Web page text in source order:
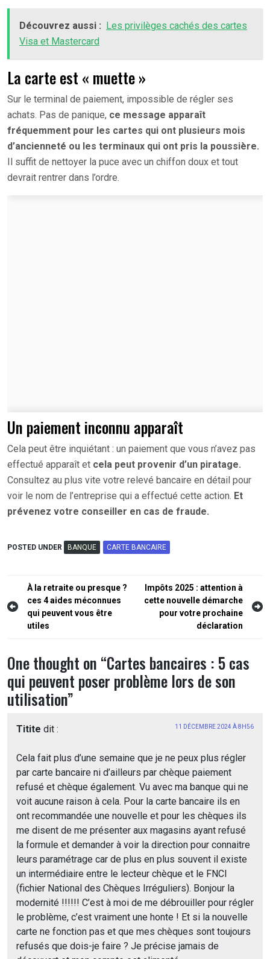
Découvrez aussi : Les privilèges cachés des cartes
Visa et Mastercard
La carte est « muette »
Sur le terminal de paiement, impossible de régler ses
achats. Pas de panique, ce message apparaît
fréquemment pour les cartes qui ont plusieurs mois
d’ancienneté ou les terminaux qui ont pris la poussière.
Il suffit de nettoyer la puce avec un chiffon doux et tout
devrait rentrer dans l’ordre.
Un paiement inconnu apparaît
Cela peut être inquiétant : un paiement que vous n’avez pas
effectué apparaît et cela peut provenir d’un piratage.
Consultez au plus vite votre relevé bancaire en détail pour
voir le nom de l’entreprise qui a effectué cette action. Et
prévenez votre conseiller en cas de fraude.
POSTED UNDER BANQUE CARTE BANCAIRE
Navigation
de
l’article
À la retraite ou presque ?
ces 4 aides méconnues
qui peuvent vous être
utiles
Impôts 2025 : attention à
cette nouvelle démarche
pour votre prochaine
déclaration
One thought on “Cartes bancaires : 5 cas
qui peuvent poser problème lors de son
utilisation”
Titite dit : 11 DÉCEMBRE 2024 À 8H56
Cela fait plus d’une semaine que je ne peux plus régler
par carte bancaire ni d’ailleurs par chèque paiement
refusé et chèque également. Vu avec ma banque qui ne
voit aucune raison à cela. Pour la carte bancaire ils en
ont recommandée une nouvelle et pour les chèques ils
me disent de me présenter aux magasins ayant refusé
la formule et demander à voir la direction pour connaitre
leurs paramétrage car de plus en plus souvent il existe
un intermédiaire entre le lecteur chèque et le FNCI
(fichier National des Chèques Irréguliers). Bonjour la
modernité !!!!!! C’est à moi de me débrouiller pour régler
le problème, c’est vraiment une honte ! Et si la nouvelle
carte ne fonction pas et que mes chèques sont toujours
refusés que dois-je faire ? Je précise jamais de